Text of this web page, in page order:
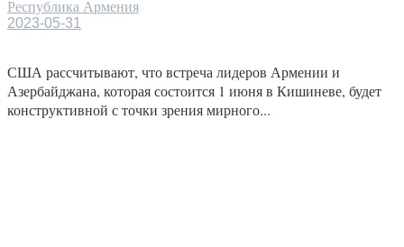
Республика Армения
2023-05-31
США рассчитывают, что встреча лидеров Армении и
Азербайджана, которая состоится 1 июня в Кишиневе, будет
конструктивной с точки зрения мирного...